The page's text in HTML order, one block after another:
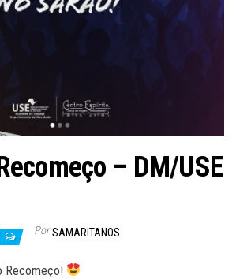
– DM/USE
Por SAMARITANOS
Recomeço!